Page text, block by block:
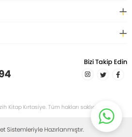
Bizi Takip Edin
Kitap Kırtasiye. Tüm hakları saklıdır.
Sistemleriyle Hazırlanmıştır.